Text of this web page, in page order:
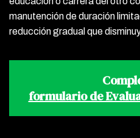
manutención de duración
reducción gradual que
formulario de